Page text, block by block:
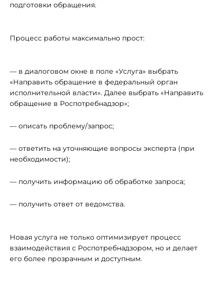
подготовки обращения.
Процесс работы максимально прост:
— в диалоговом окне в поле «Услуга» выбрать
«Направить обращение в федеральный орган
исполнительной власти». Далее выбрать «Направить
обращение в Роспотребнадзор»;
— описать проблему/запрос;
— ответить на уточняющие вопросы эксперта (при
необходимости);
— получить информацию об обработке запроса;
— получить ответ от ведомства.
Новая услуга не только оптимизирует процесс
взаимодействия с Роспотребнадзором, но и делает
его более прозрачным и доступным.